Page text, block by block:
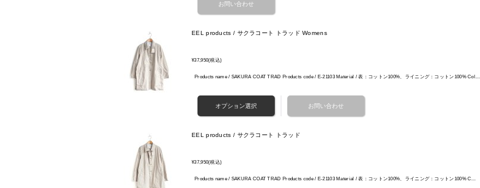
EEL products / サクラコート トラッド Womens
¥37,950(税込)
Products name / SAKURA COAT TRAD Products code / E-21103 Material / 表：コットン100%、ライニング：コットン100% Col…
EEL products / サクラコート トラッド
¥37,950(税込)
Products name / SAKURA COAT TRAD Products code / E-21103 Material / 表：コットン100%、ライニング：コットン100% C…